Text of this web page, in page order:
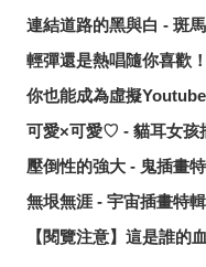
連結道路的黑與白 - 斑
輕彈還是熱唱隨你喜歡
你也能成為虛擬
可愛×可愛♡ - 貓耳女孩
壓倒性的強大 - 鬼插畫
無垠無涯 - 宇宙插畫特
【閱覽注意】這是誰